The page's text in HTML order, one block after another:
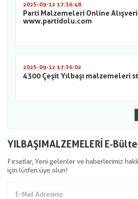
2025-09-12 17:36:48
Parti Malzemeleri Online
www.partidolu.com
2025-09-12 17:36:02
4300 Çeşit Yılbaşı malzemeleri
YILBAŞIMALZEMELERİ E-
Fırsatlar, Yeni gelenler ve haberlerimiz
için lütfen üye olun!